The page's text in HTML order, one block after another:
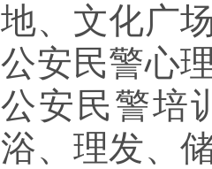
地、文化广
公安民警心
公安民警培
浴、理发、